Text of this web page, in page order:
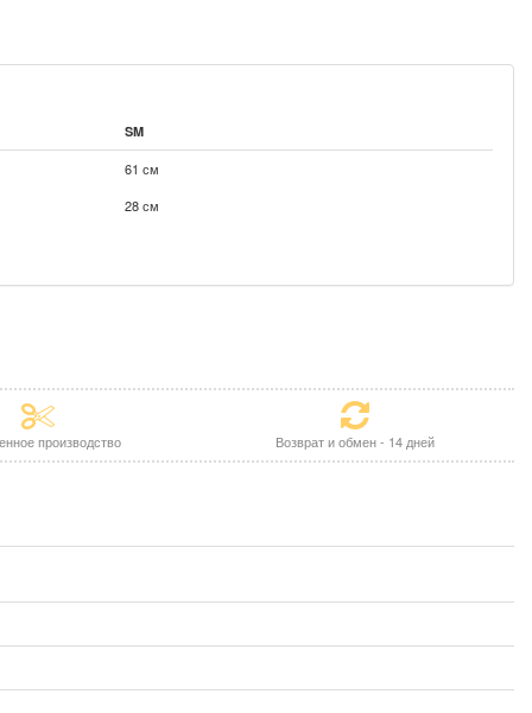
SM
61 см
28 см
производство Возврат и обмен - 14 дней